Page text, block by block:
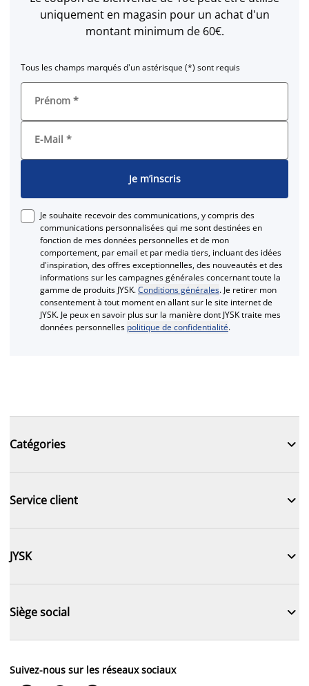
uniquement en magasin pour un achat d'un
montant minimum de 60€.
Tous les champs marqués d'un astérisque (*) sont requis
Prénom *
E-Mail *
Je m’inscris
Je souhaite recevoir des communications, y compris des
communications personnalisées qui me sont destinées en
fonction de mes données personnelles et de mon
comportement, par email et par media tiers, incluant des idées
d'inspiration, des offres exceptionnelles, des nouveautés et des
informations sur les campagnes générales concernant toute la
gamme de produits JYSK.Conditions générales. Je retirer mon
consentement à tout moment en allant sur le site internet de
JYSK. Je peux en savoir plus sur la manière dont JYSK traite mes
données personnelles politique de confidentialité.
Catégories 
Service client 
JYSK 
Siège social 
Suivez-nous sur les réseaux sociaux